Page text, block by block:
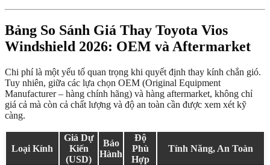
Bảng So Sánh Giá Thay Toyota Vios
Windshield 2026: OEM và Aftermarket
Chi phí là một yếu tố quan trọng khi quyết định thay kính chắn gió.
Tuy nhiên, giữa các lựa chọn OEM (Original Equipment
Manufacturer – hàng chính hãng) và hàng aftermarket, không chỉ
giá cả mà còn cả chất lượng và độ an toàn cần được xem xét kỹ
càng.
Loại Kính
Giá Dự
Kiến
(USD)
Bảo
Hành
Độ
Phù
Hợp
Tính Năng, An Toàn